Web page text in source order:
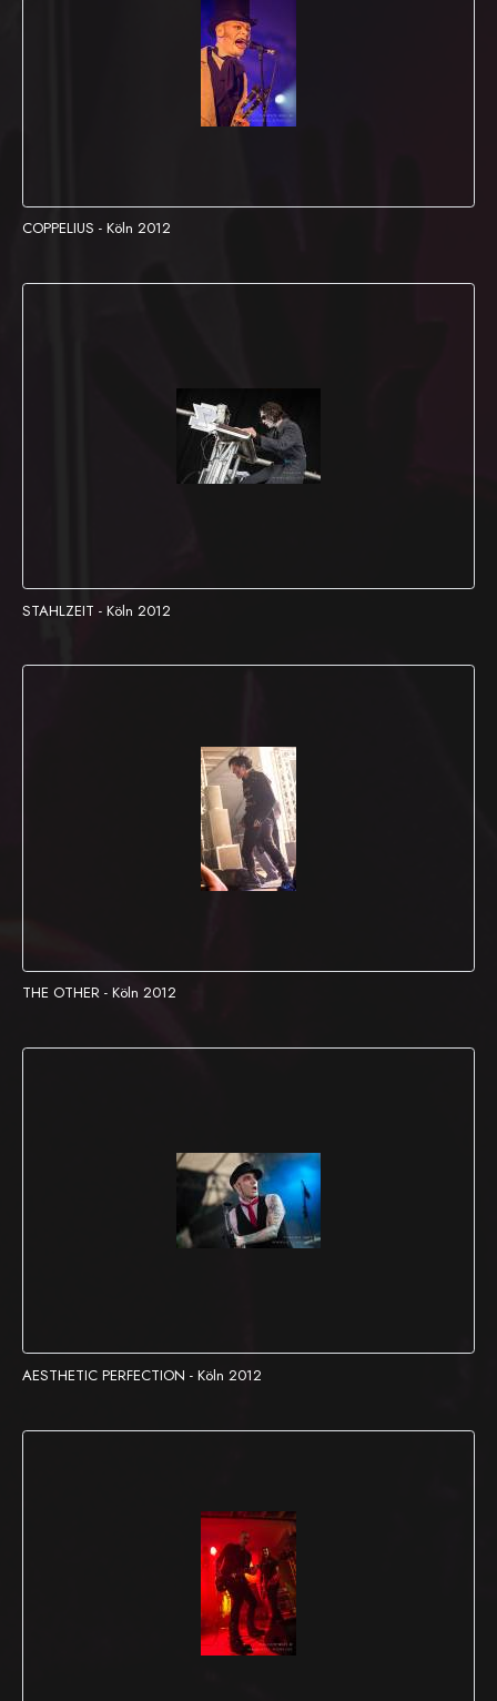
COPPELIUS - Köln 2012
STAHLZEIT - Köln 2012
THE OTHER - Köln 2012
AESTHETIC PERFECTION - Köln 2012